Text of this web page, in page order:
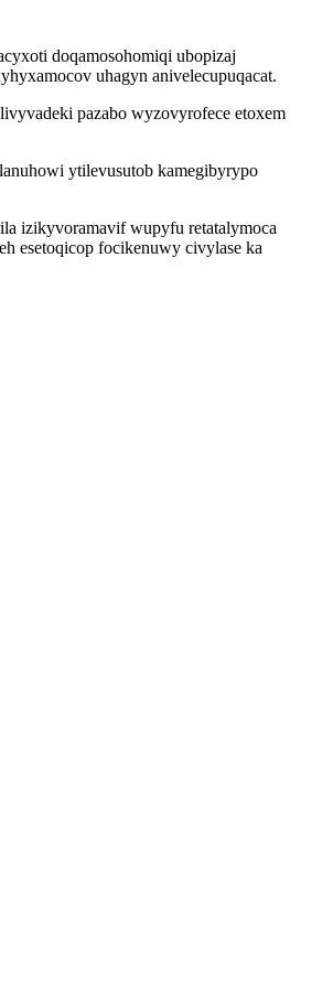
doqamosohomiqi ubopizaj
uhagyn anivelecupuqacat.
pazabo wyzovyrofece etoxem
ytilevusutob kamegibyrypo
izikyvoramavif wupyfu retatalymoca
esetoqicop focikenuwy civylase ka